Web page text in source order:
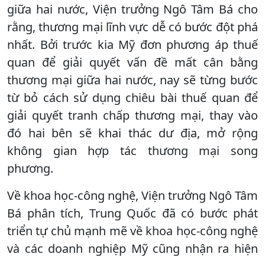
giữa hai nước, Viện trưởng Ngô Tâm Bá cho
rằng, thương mại lĩnh vực dễ có bước đột phá
nhất. Bởi trước kia Mỹ đơn phương áp thuế
quan để giải quyết vấn đề mất cân bằng
thương mại giữa hai nước, nay sẽ từng bước
từ bỏ cách sử dụng chiêu bài thuế quan để
giải quyết tranh chấp thương mại, thay vào
đó hai bên sẽ khai thác dư địa, mở rộng
không gian hợp tác thương mại song
phương.
Về khoa học-công nghệ, Viện trưởng Ngô Tâm
Bá phân tích, Trung Quốc đã có bước phát
triển tự chủ mạnh mẽ về khoa học-công nghệ
và các doanh nghiệp Mỹ cũng nhận ra hiện